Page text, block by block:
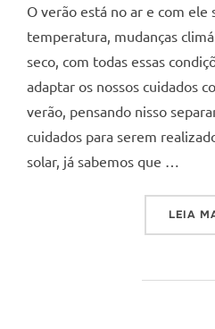
O verão está no ar e com ele
temperatura, mudanças
seco, com todas essas
adaptar os nossos cuidados
verão, pensando nisso
cuidados para serem
solar, já sabemos que …
LEIA